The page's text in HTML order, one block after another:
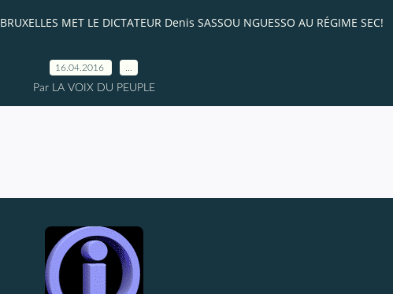
BRUXELLES MET LE DICTATEUR Denis SASSOU NGUESSO AU RÉGIME SEC!
16.04.2016
Par LA VOIX DU PEUPLE